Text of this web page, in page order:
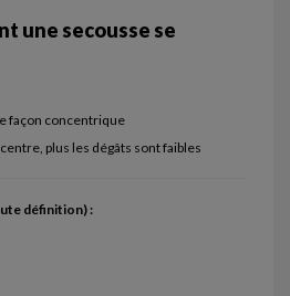
une secousse se
façon concentrique
plus les dégâts sont faibles
définition) :